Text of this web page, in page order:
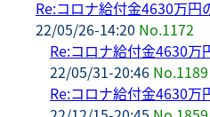
Re:コロナ給付金4630万円
22/05/26-14:20 No.1172
Re:コロナ給付金4630万
22/05/31-20:46 No.1189
Re:コロナ給付金4630万